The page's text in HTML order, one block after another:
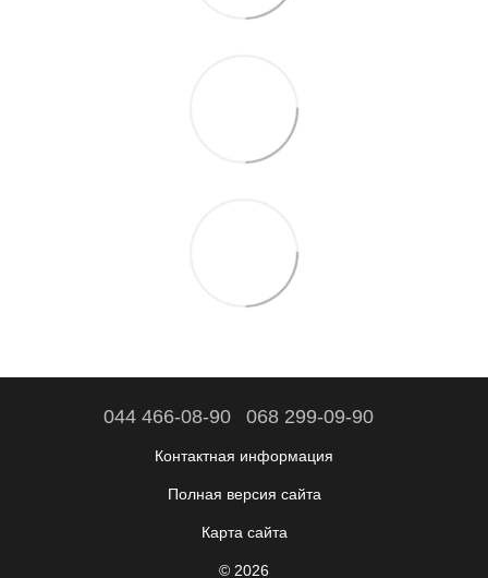
044 466-08-90 068 299-09-90
Контактная информация
Полная версия сайта
Карта сайта
© 2026